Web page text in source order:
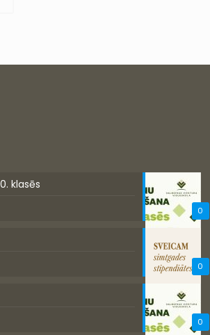
0
klasēs
0
0